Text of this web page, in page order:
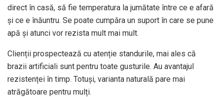
direct în casă, să fie temperatura la jumătate între ce e afară
și ce e înăuntru. Se poate cumpăra un suport în care se pune
apă și atunci vor rezista mult mai mult.
Clienții prospectează cu atenție standurile, mai ales că
brazii artificiali sunt pentru toate gusturile. Au avantajul
rezistenței în timp. Totuși, varianta naturală pare mai
atrăgătoare pentru mulți.